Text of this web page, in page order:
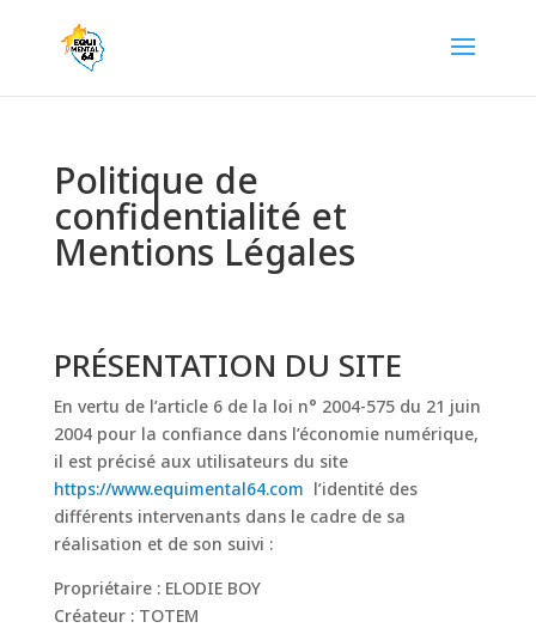
Politique de
confidentialité et
Mentions Légales
PRÉSENTATION DU SITE
En vertu de l’article 6 de la loi n° 2004-575 du 21 juin
2004 pour la confiance dans l’économie numérique,
il est précisé aux utilisateurs du site
https://www.equimental64.com l’identité des
différents intervenants dans le cadre de sa
réalisation et de son suivi :
Propriétaire : ELODIE BOY
Créateur : TOTEM